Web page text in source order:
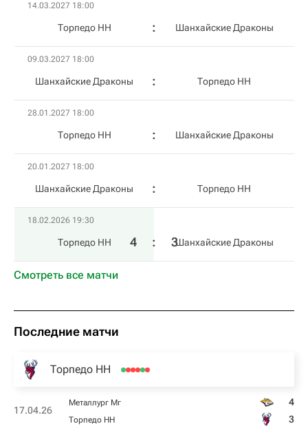
14.03.2027 18:00
Торпедо НН Шанхайские Драконы
09.03.2027 18:00
Шанхайские Драконы Торпедо НН
28.01.2027 18:00
Торпедо НН Шанхайские Драконы
20.01.2027 18:00
Шанхайские Драконы Торпедо НН
18.02.2026 19:30
Торпедо НН 4 : 3Шанхайские Драконы
Смотреть все матчи
Последние матчи
Торпедо НН
17.04.26
Металлург Мг 4
Торпедо НН 3